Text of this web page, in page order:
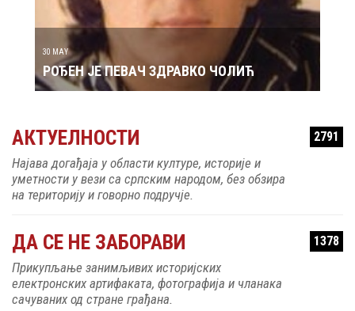
30 MAY
РОЂЕН ЈЕ ПЕВАЧ ЗДРАВКО ЧОЛИЋ
АКТУЕЛНОСТИ 2791
Најава догађаја у области културе, историје и
уметности у вези са српским народом, без обзира
на територију и говорно подручје.
ДА СЕ НЕ ЗАБОРАВИ 1378
Прикупљање занимљивих историјских
електронских артифаката, фотографија и чланака
сачуваних од стране грађана.